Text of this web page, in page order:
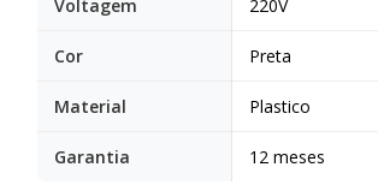
Voltagem 220V
Cor Preta
Material Plastico
Garantia 12 meses